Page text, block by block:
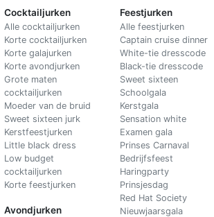
Cocktailjurken
Alle cocktailjurken
Korte cocktailjurken
Korte galajurken
Korte avondjurken
Grote maten
cocktailjurken
Moeder van de bruid
Sweet sixteen jurk
Kerstfeestjurken
Little black dress
Low budget
cocktailjurken
Korte feestjurken
Avondjurken
Feestjurken
Alle feestjurken
Captain cruise dinner
White-tie dresscode
Black-tie dresscode
Sweet sixteen
Schoolgala
Kerstgala
Sensation white
Examen gala
Prinses Carnaval
Bedrijfsfeest
Haringparty
Prinsjesdag
Red Hat Society
Nieuwjaarsgala